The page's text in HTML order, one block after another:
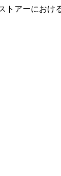
アーにおけ